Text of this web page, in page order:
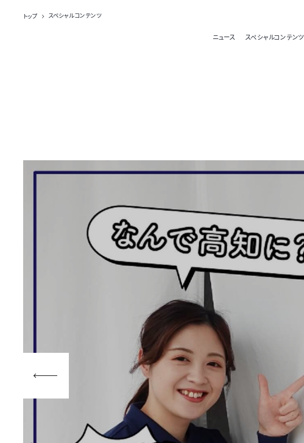
ニュース スペシャルコンテンツ
トップ スペシャルコンテンツ